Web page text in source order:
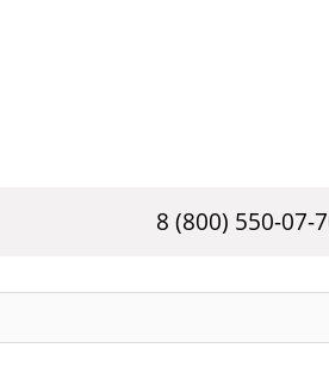
8 (800) 550-07-